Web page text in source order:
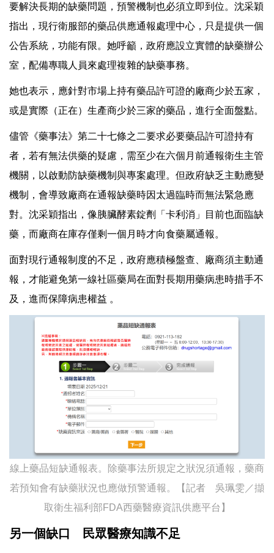
要解決長期的缺藥問題，預警機制也必須立即到位。沈采穎
指出，現行衛服部的藥品供應通報處理中心，只是提供一個
公告系統，功能有限。她呼籲，政府應設立實體的缺藥辦公
室，配備專職人員來處理複雜的缺藥事務。
她也表示，應針對市場上持有藥品許可證的廠商少於五家，
或是實際（正在）生產商少於三家的藥品，進行全面盤點。
儘管《藥事法》第二十七條之二要求必要藥品許可證持有
者，若有無法供藥的疑慮，需至少在六個月前通報衛生主管
機關，以啟動防缺藥機制與專案處理。但政府缺乏主動應變
機制，會導致廠商在通報缺藥時因太過臨時而無法緊急應
對。沈采穎指出，像胰臟酵素錠劑「卡利消」目前也面臨缺
藥，而廠商在庫存僅剩一個月時才向食藥屬通報。
面對現行通報制度的不足，政府應積極盤查、廠商須主動通
報，才能避免第一線社區藥局在面對長期用藥病患時措手不
及，進而保障病患權益 。
線上藥品短缺通報表。除藥事法所規定之狀況須通報，藥商
若預知會有缺藥狀況也應做預警通報。【記者 吳珮雯／擷
取衛生福利部FDA西藥醫療資訊供應平台】
另一個缺口 民眾醫療知識不足